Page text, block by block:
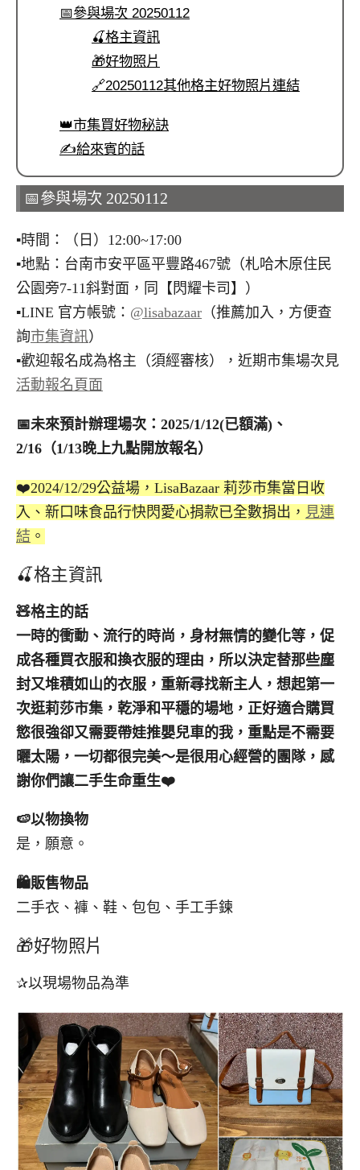
📅參與場次 20250112
🍒格主資訊
🎁好物照片
🔗20250112其他格主好物照片連結
👑市集買好物秘訣
✍️給來賓的話
📅參與場次 20250112
▪︎時間：（日）12:00~17:00
▪︎地點：台南市安平區平豐路467號（札哈木原住民
公園旁7-11斜對面，同【閃耀卡司】）
▪︎LINE 官方帳號： @lisabazaar （推薦加入，方便查
詢市集資訊）
▪︎歡迎報名成為格主（須經審核），近期市集場次見
活動報名頁面
📅未來預計辦理場次：2025/1/12(已額滿)、
2/16（1/13晚上九點開放報名）
❤️2024/12/29公益場，LisaBazaar 莉莎市集當日收
入、新口味食品行快閃愛心捐款已全數捐出， 見連
結 。
🍒格主資訊
🧸格主的話
一時的衝動、流行的時尚，身材無情的變化等，促
成各種買衣服和換衣服的理由，所以決定替那些塵
封又堆積如山的衣服，重新尋找新主人，想起第一
次逛莉莎市集，乾淨和平穩的場地，正好適合購買
慾很強卻又需要帶娃推嬰兒車的我，重點是不需要
曬太陽，一切都很完美～是很用心經營的團隊，感
謝你們讓二手生命重生❤️
🍉以物換物
是，願意。
🛍️販售物品
二手衣、褲、鞋、包包、手工手鍊
🎁好物照片
✰以現場物品為準